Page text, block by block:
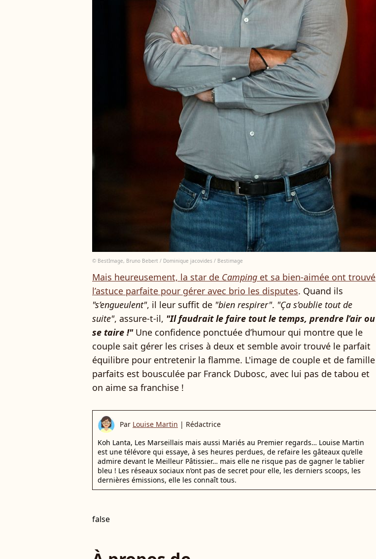
© BestImage, Bruno Bebert / Dominique jacovides / Bestimage
Mais heureusement, la star de Camping et sa bien-aimée ont trouvé
l’astuce parfaite pour gérer avec brio les disputes. Quand ils
"s’engueulent", il leur suffit de "bien respirer". "Ça s’oublie tout de
suite", assure-t-il, "Il faudrait le faire tout le temps, prendre l’air ou
se taire !"Une confidence ponctuée d’humour qui montre que le
couple sait gérer les crises à deux et semble avoir trouvé le parfait
équilibre pour entretenir la flamme. L'image de couple et de famille
parfaits est bousculée par Franck Dubosc, avec lui pas de tabou et
on aime sa franchise !
Par Louise Martin | Rédactrice
Koh Lanta, Les Marseillais mais aussi Mariés au Premier regards… Louise Martin
est une télévore qui essaye, à ses heures perdues, de refaire les gâteaux qu’elle
admire devant le Meilleur Pâtissier… mais elle ne risque pas de gagner le tablier
bleu ! Les réseaux sociaux n’ont pas de secret pour elle, les derniers scoops, les
dernières émissions, elle les connaît tous.
false